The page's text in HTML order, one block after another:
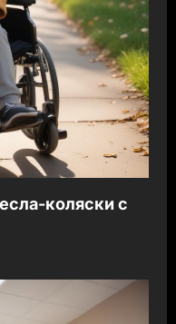
коляски с